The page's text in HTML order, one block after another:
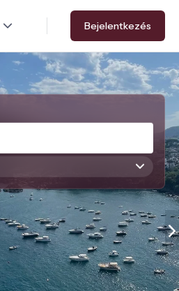
Bejelentkezés